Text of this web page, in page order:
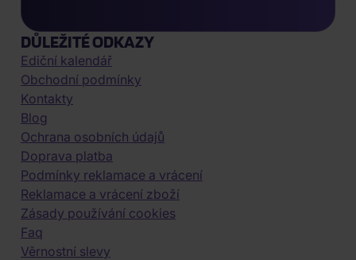
DŮLEŽITÉ ODKAZY
Ediční kalendář
Obchodní podmínky
Kontakty
Blog
Ochrana osobních údajů
Doprava platba
Podmínky reklamace a vrácení
Reklamace a vrácení zboží
Zásady používání cookies
Faq
Věrnostní slevy